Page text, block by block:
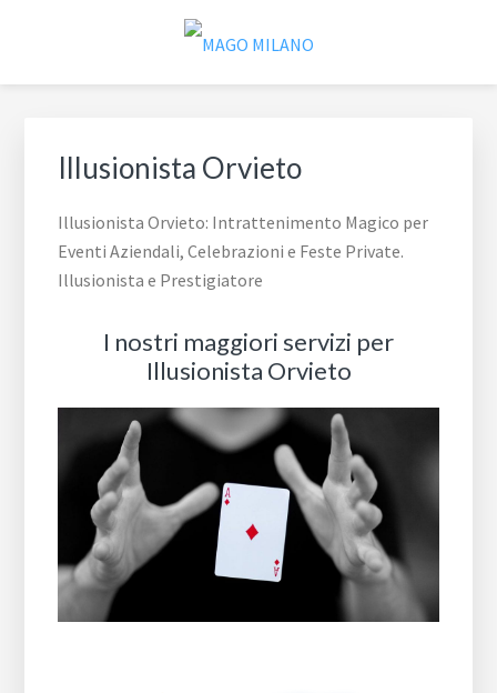
MAGO MILANO
Illusionista a Milano
Illusionista Orvieto
Illusionista Orvieto: Intrattenimento Magico per
Eventi Aziendali, Celebrazioni e Feste Private.
Illusionista e Prestigiatore
I nostri maggiori servizi per
Illusionista Orvieto